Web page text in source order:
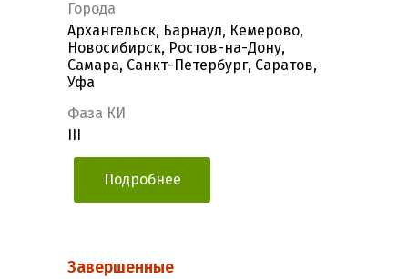
Города
Архангельск, Барнаул, Кемерово,
Новосибирск, Ростов-на-Дону,
Самара, Санкт-Петербург, Саратов,
Уфа
Фаза КИ
Подробнее
Завершенные